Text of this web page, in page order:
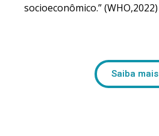
socioeconômico.” (WHO,2022)
Saiba mais